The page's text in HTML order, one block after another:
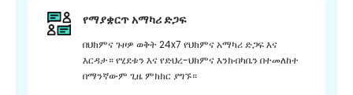
የማያቋርጥ አማካሪ ድጋፍ
በህክምና ጉዞዎ ወቅት 24x7 የህክምና አማካሪ ድጋፍ እና
እርዳታ። የሂደቱን እና የድህረ-ህክምና እንክብካቤን በተመለከተ
በማንኛውም ጊዜ ምክክር ያግኙ።